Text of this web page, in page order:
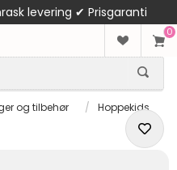
levering ✔ Prisgaranti
0
og tilbehør /
Hoppekids